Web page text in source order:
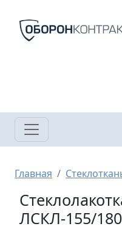
Строка
Главная
ЛСКЛ-155/